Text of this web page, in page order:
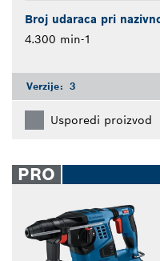
Broj udaraca pri
4.300 min-1
Verzije: 3
Usporedi proizvod
PRO